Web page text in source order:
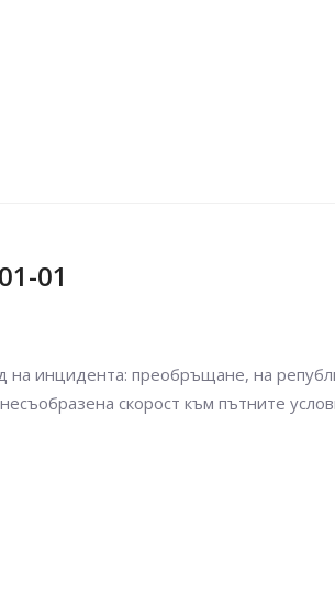
01
на инцидента: преобръщане, на
скорост към пътните